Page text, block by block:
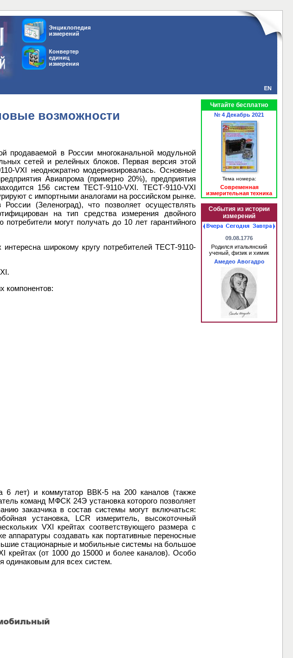
Энциклопедия
измерений
Конвертер
единиц
измерения
EN
возможности
продаваемой в России многоканальной модульной
сетей и релейных блоков. Первая версия этой
VXI неоднократно модернизировалась. Основные
Авиапрома (примерно 20%), предприятия
156 систем ТЕСТ-9110-VXI. ТЕСТ-9110-VXI
с импортными аналогами на российском рынке.
(Зеленоград), что позволяет осуществлять
на тип средства измерения двойного
могут получать до 10 лет гарантийного
широкому кругу потребителей ТЕСТ-9110-
компонентов:
6 лет) и коммутатор ВВК-5 на 200 каналов (также
команд МФСК 24Э установка которого позволяет
заказчика в состав системы могут включаться:
установка, LCR измеритель, высокоточный
VXI крейтах соответствующего размера с
аппаратуры создавать как портативные переносные
стационарные и мобильные системы на большое
крейтах (от 1000 до 15000 и более каналов). Особо
одинаковым для всех систем.
Читайте бесплатно
№ 4 Декабрь 2021
Тема номера:
Современная
измерительная техника
События из истории
измерений
09.08.1776
Родился итальянский
ученый, физик и химик
Амедео Авогадро